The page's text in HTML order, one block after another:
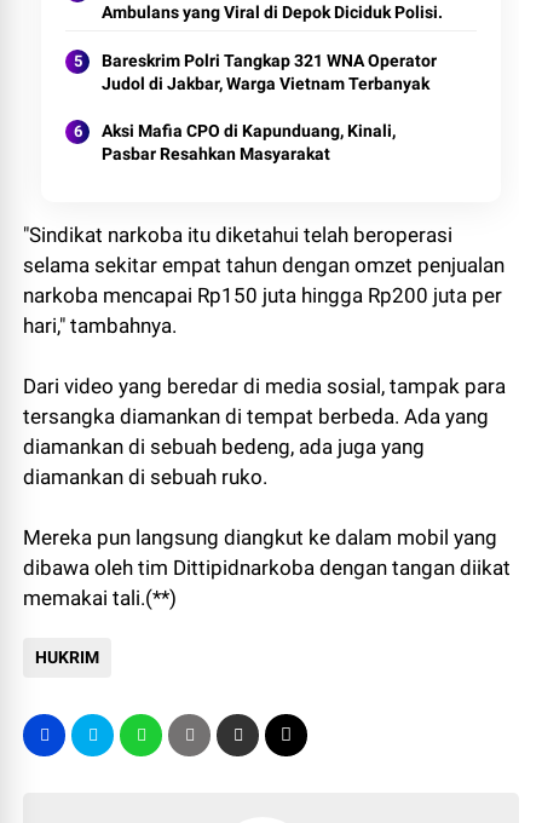
Ambulans yang Viral di Depok Diciduk Polisi.
Bareskrim Polri Tangkap 321 WNA Operator
Judol di Jakbar, Warga Vietnam Terbanyak
Aksi Mafia CPO di Kapunduang, Kinali,
Pasbar Resahkan Masyarakat
"Sindikat narkoba itu diketahui telah beroperasi
selama sekitar empat tahun dengan omzet penjualan
narkoba mencapai Rp150 juta hingga Rp200 juta per
hari," tambahnya.
Dari video yang beredar di media sosial, tampak para
tersangka diamankan di tempat berbeda. Ada yang
diamankan di sebuah bedeng, ada juga yang
diamankan di sebuah ruko.
Mereka pun langsung diangkut ke dalam mobil yang
dibawa oleh tim Dittipidnarkoba dengan tangan diikat
memakai tali.(**)
HUKRIM